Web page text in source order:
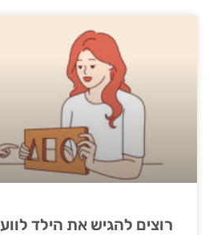
רוצים להגיש את הילד